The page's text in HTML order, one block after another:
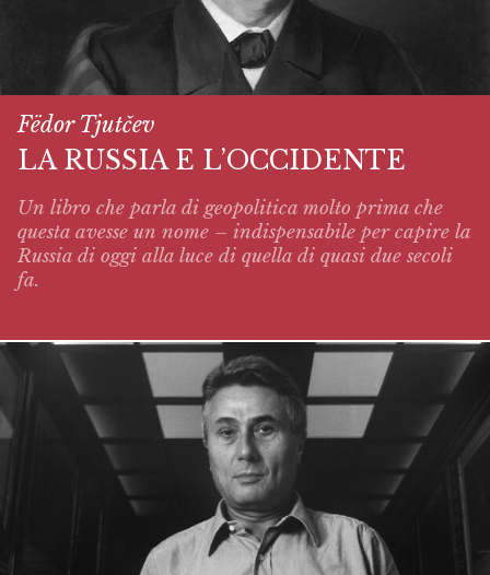
Fëdor Tjutčev
LA RUSSIA E L’OCCIDENTE
Un libro che parla di geopolitica molto prima che
questa avesse un nome – indispensabile per capire la
Russia di oggi alla luce di quella di quasi due secoli
fa.